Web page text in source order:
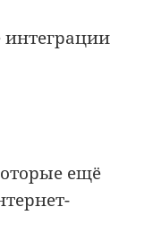
интеграции
ещё